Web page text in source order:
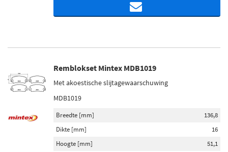
Remblokset Mintex MDB1019
Met akoestische slijtagewaarschuwing
MDB1019
Breedte [mm]
136,8
Dikte [mm]
16
Hoogte [mm]
51,1